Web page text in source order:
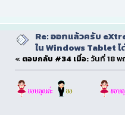
Re: ออกแล้วครับ
ใน Windows Tablet
« ตอบกลับ #34 เมื่อ: วันที่ 18 พ